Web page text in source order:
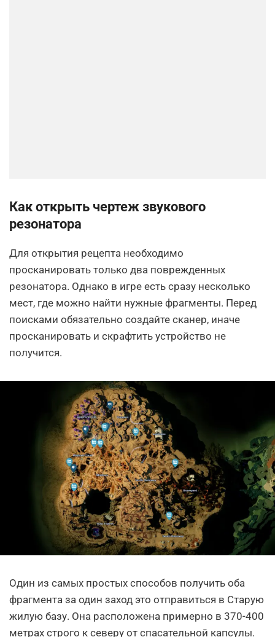
Как открыть чертеж звукового
резонатора
Для открытия рецепта необходимо
просканировать только два поврежденных
резонатора. Однако в игре есть сразу несколько
мест, где можно найти нужные фрагменты. Перед
поисками обязательно создайте сканер, иначе
просканировать и скрафтить устройство не
получится.
Один из самых простых способов получить оба
фрагмента за один заход это отправиться в Старую
жилую базу. Она расположена примерно в 370-400
метрах строго к северу от спасательной капсулы.